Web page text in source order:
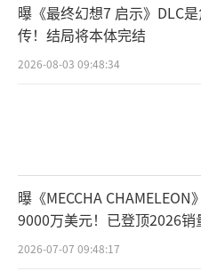
曝《最终幻想7 启示》DLC
传！结局将本体完结
2026-08-03 09:48:34
曝《MECCHA CHAMELEON
9000万美元！已登顶2026销
2026-07-07 09:48:17